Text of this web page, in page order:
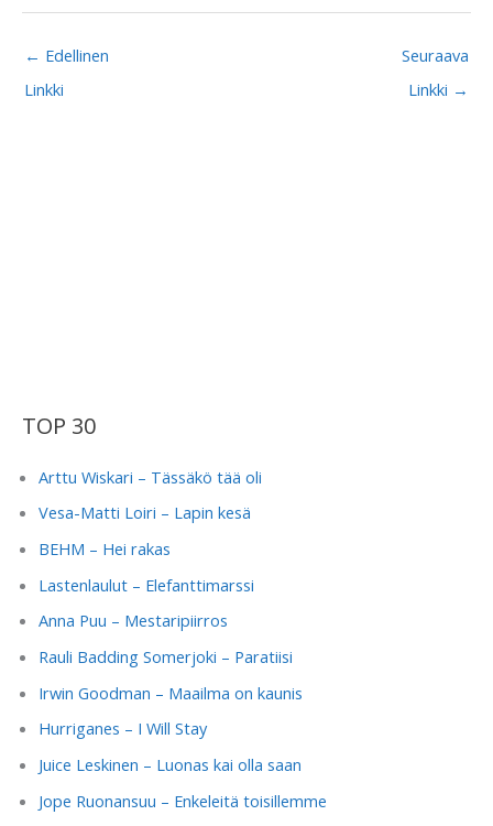
← Edellinen
Linkki
Seuraava
Linkki →
TOP 30
Arttu Wiskari – Tässäkö tää oli
Vesa-Matti Loiri – Lapin kesä
BEHM – Hei rakas
Lastenlaulut – Elefanttimarssi
Anna Puu – Mestaripiirros
Rauli Badding Somerjoki – Paratiisi
Irwin Goodman – Maailma on kaunis
Hurriganes – I Will Stay
Juice Leskinen – Luonas kai olla saan
Jope Ruonansuu – Enkeleitä toisillemme